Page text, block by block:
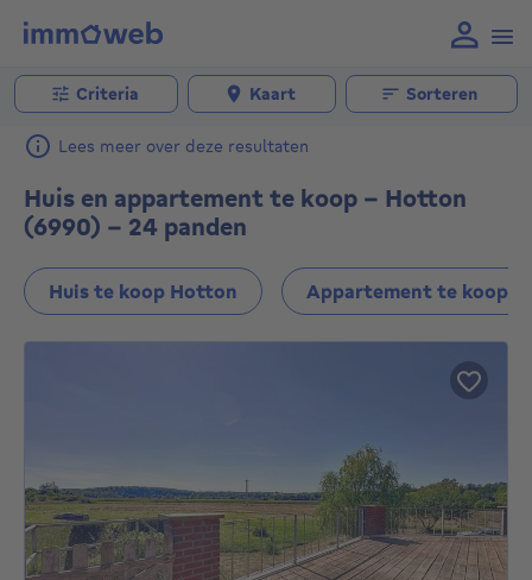
Criteria Kaart Sorteren
Lees meer over deze resultaten
Huis en appartement te koop - Hotton
(6990) - 24 panden
Huis te koop Hotton Appartement te koop